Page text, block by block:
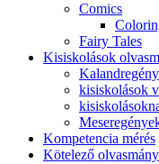
Comics
Fairy Tales
Kisiskolások
kisiskolások
Kompetencia mérés
Kötelező